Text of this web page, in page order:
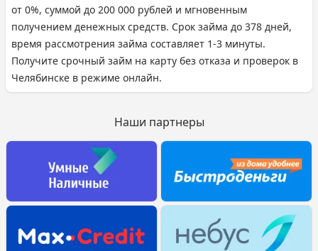
от 0%, суммой до 200 000 рублей и мгновенным
получением денежных средств. Срок займа до 378 дней,
время рассмотрения займа составляет 1-3 минуты.
Получите срочный займ на карту без отказа и проверок в
Челябинске в режиме онлайн.
Наши партнеры